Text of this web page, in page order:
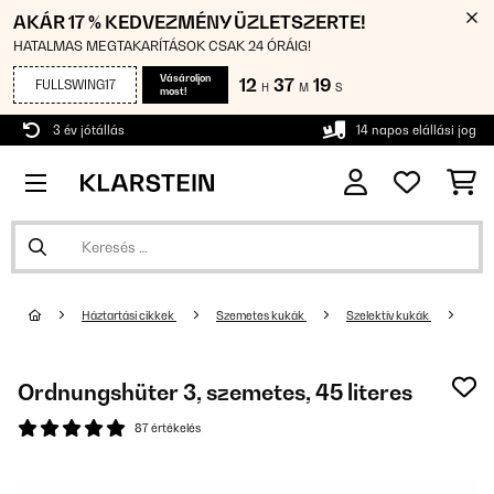
AKÁR 17 % KEDVEZMÉNY ÜZLETSZERTE!
HATALMAS MEGTAKARÍTÁSOK CSAK 24 ÓRÁIG!
FULLSWING17
Vásároljon
most!
12 H 37 M 18 S
3 év jótállás 14 napos elállási jog
Háztartási cikkek Szemetes kukák Szelektív kukák
Ordnungshüter 3, szemetes, 45 literes
87 értékelés